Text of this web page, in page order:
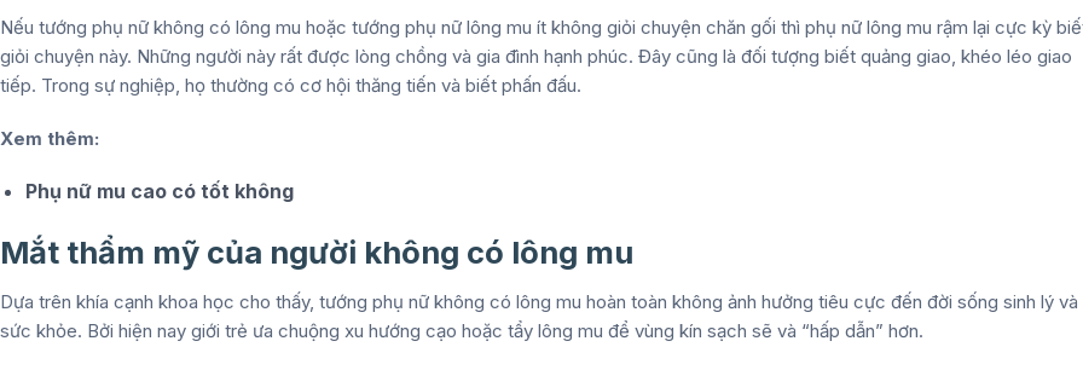
Nếu tướng phụ nữ không có lông mu hoặc tướng phụ nữ lông mu ít không giỏi chuyện chăn gối thì phụ nữ lông mu rậm lại cực kỳ
giỏi chuyện này. Những người này rất được lòng chồng và gia đình hạnh phúc. Đây cũng là đối tượng biết quảng giao, khéo léo giao
tiếp. Trong sự nghiệp, họ thường có cơ hội thăng tiến và biết phấn đấu.
Xem thêm:
Phụ nữ mu cao có tốt không
Mắt thẩm mỹ của người không có lông mu
Dựa trên khía cạnh khoa học cho thấy, tướng phụ nữ không có lông mu hoàn toàn không ảnh hưởng tiêu cực đến đời sống sinh lý và
sức khỏe. Bởi hiện nay giới trẻ ưa chuộng xu hướng cạo hoặc tẩy lông mu để vùng kín sạch sẽ và “hấp dẫn” hơn.